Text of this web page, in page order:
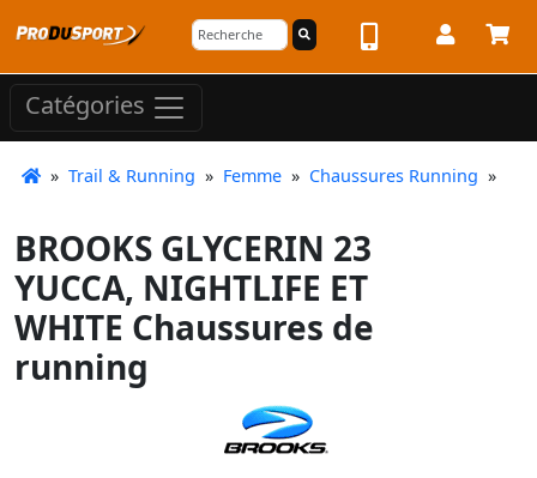
Catégories
» Trail & Running » Femme » Chaussures Running »
BROOKS GLYCERIN 23
YUCCA, NIGHTLIFE ET
WHITE Chaussures de
running